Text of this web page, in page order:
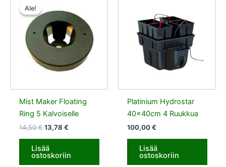
Ale!
Ale!
Mist Maker Floating
Ring 5 Kalvoiselle
14,50€
oli:
14,50 €.
13,78 €
on:
13,78 €.
Lisää
ostoskoriin
Platinium Hydrostar
40x40cm 4 Ruukkua
100,00€
Lisää
ostoskoriin